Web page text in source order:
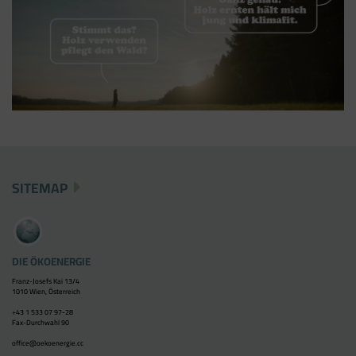
SITEMAP
DIE ÖKOENERGIE
Franz-Josefs Kai 13/4
1010 Wien, Österreich
+43 1 533 07 97-28
Fax-Durchwahl 90
office@oekoenergie.cc